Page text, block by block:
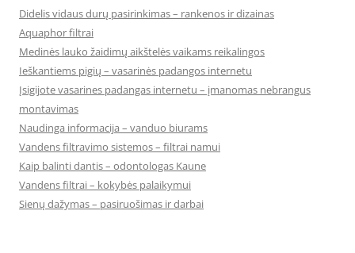
Didelis vidaus durų pasirinkimas – rankenos ir dizainas
Aquaphor filtrai
Medinės lauko žaidimų aikštelės vaikams reikalingos
Ieškantiems pigių – vasarinės padangos internetu
Įsigijote vasarines padangas internetu – įmanomas nebrangus
montavimas
Naudinga informacija – vanduo biurams
Vandens filtravimo sistemos – filtrai namui
Kaip balinti dantis – odontologas Kaune
Vandens filtrai – kokybės palaikymui
Sienų dažymas – pasiruošimas ir darbai